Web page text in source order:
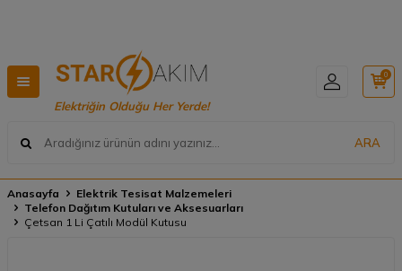
Elektriğin Olduğu Her Yerde!
ARA
0
Anasayfa
Elektrik Tesisat Malzemeleri
Telefon Dağıtım Kutuları ve Aksesuarları
Çetsan 1 Li Çatılı Modül Kutusu